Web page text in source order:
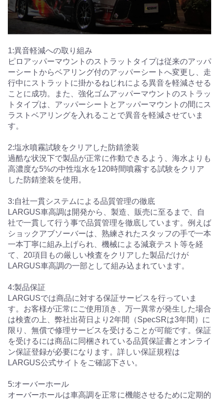
1:異音軽減への取り組み
ピロアッパーマウントのストラットタイプは従来のアッパ
ーシートからベアリング付のアッパーシートへ変更し、走
行中にストラットに掛かるねじれによる異音を軽減させる
ことに成功。また、強化ゴムアッパーマウントのストラッ
トタイプは、アッパーシートとアッパーマウントの間にス
ラストベアリングを入れることで異音を軽減させていま
す。
2:塩水噴霧試験をクリアした防錆塗装
過酷な状況下で製品が正常に作動できるよう、海水よりも
高濃度な5%の中性塩水を120時間噴霧する試験をクリア
した防錆塗装を使用。
3:自社一貫システムによる品質管理の徹底
LARGUS車高調は開発から、製造、販売に至るまで、自
社で一貫して行う事で品質管理を徹底しています。例えば
ショックアブソーバーは、熟練されたスタッフの手で一本
一本丁寧に組み上げられ、機械による減衰テスト等を経
て、20項目もの厳しい検査をクリアした製品だけが
LARGUS車高調の一部として組み込まれています。
4:製品保証
LARGUSでは商品に対する保証サービスを行っていま
す。お客様が正常にご使用頂き、万一異常が発生した場合
は検査の上、弊社出荷日より2年間（SpecSRは3年間）に
限り、無償で修理サービスを受けることが可能です。保証
を受けるには商品に同梱されている品質保証書とオンライ
ン保証登録が必要になります。詳しい保証規程は
LARGUS公式サイトをご確認下さい。
5:オーバーホール
オーバーホールは車高調を正常に機能させるために定期的